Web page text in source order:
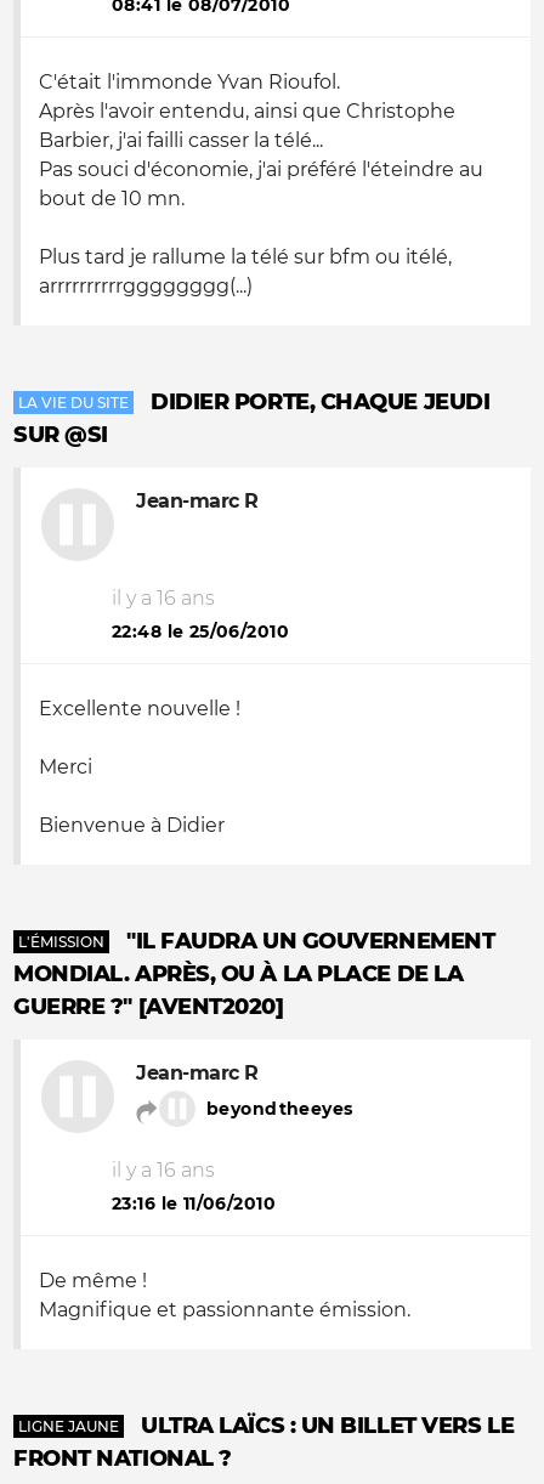
08:41 le 08/07/2010
C'était l'immonde Yvan Rioufol.
Après l'avoir entendu, ainsi que Christophe
Barbier, j'ai failli casser la télé...
Pas souci d'économie, j'ai préféré l'éteindre au
bout de 10 mn.
Plus tard je rallume la télé sur bfm ou itélé,
arrrrrrrrrrgggggggg(...)
LA VIE DU SITE
DIDIER PORTE, CHAQUE JEUDI
SUR @SI
Jean-marc R
il y a 16 ans
22:48 le 25/06/2010
Excellente nouvelle !
Merci
Bienvenue à Didier
L'ÉMISSION
"IL FAUDRA UN GOUVERNEMENT
MONDIAL. APRÈS, OU À LA PLACE DE LA
GUERRE ?" [AVENT2020]
Jean-marc R
beyondtheeyes
il y a 16 ans
23:16 le 11/06/2010
De même !
Magnifique et passionnante émission.
LIGNE JAUNE
ULTRA LAÏCS : UN BILLET VERS LE
FRONT NATIONAL ?